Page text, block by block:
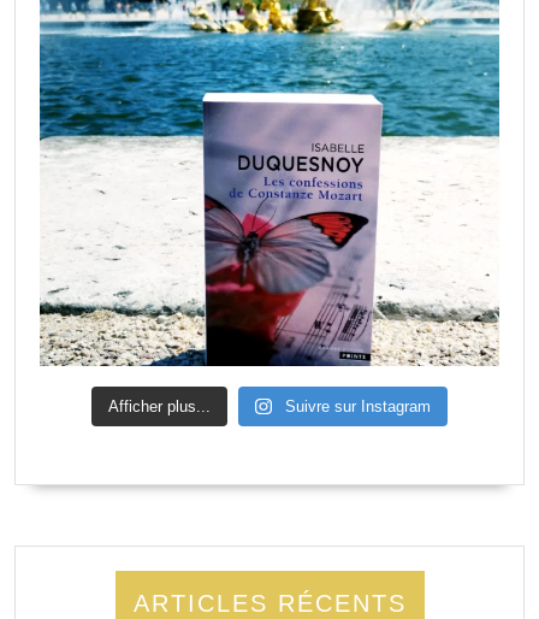
Afficher plus... Suivre sur Instagram
ARTICLES RÉCENTS